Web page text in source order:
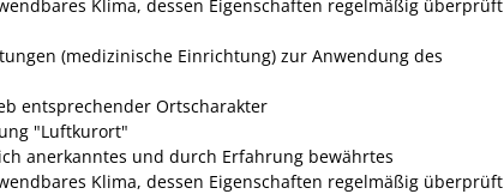
Klima, dessen Eigenschaften regelmäßig überprüft
(medizinische Einrichtung) zur Anwendung des
entsprechender Ortscharakter
"Luftkurort"
anerkanntes und durch Erfahrung bewährtes
Klima, dessen Eigenschaften regelmäßig überprüft